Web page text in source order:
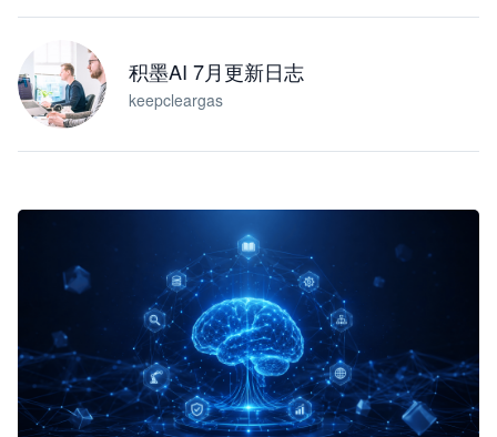
积墨AI 7月更新日志
keepcleargas